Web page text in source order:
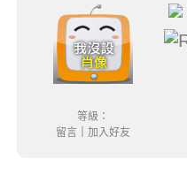
等級：
留言
加入好友